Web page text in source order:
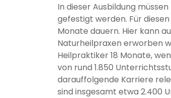
In dieser Ausbildung
gefestigt werden. Für
Monate dauern. Hier kann
Naturheilpraxen erworben
Heilpraktiker 18 Monate,
von rund 1.850
darauffolgende Karriere
sind insgesamt etwa 2.400